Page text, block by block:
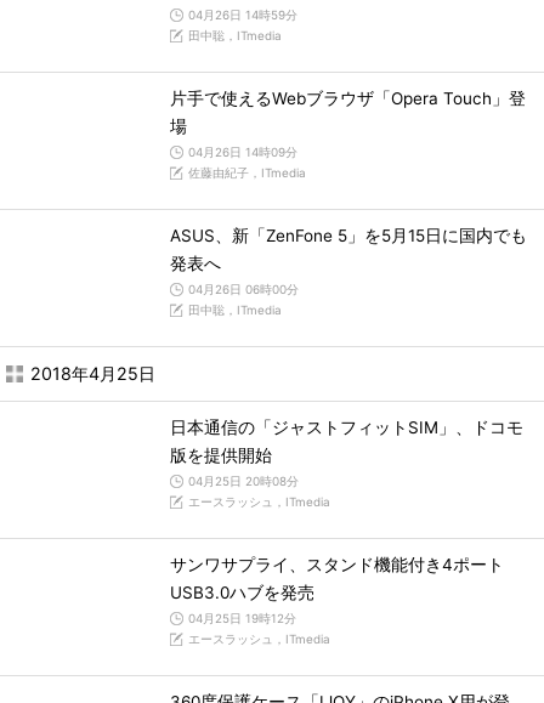
04月26日 14時59分
田中聡，ITmedia
片手で使えるWebブラウザ「Opera Touch」登
場
04月26日 14時09分
佐藤由紀子，ITmedia
ASUS、新「ZenFone 5」を5月15日に国内でも
発表へ
04月26日 06時00分
田中聡，ITmedia
2018年4月25日
日本通信の「ジャストフィットSIM」、ドコモ
版を提供開始
04月25日 20時08分
エースラッシュ，ITmedia
サンワサプライ、スタンド機能付き4ポート
USB3.0ハブを発売
04月25日 19時12分
エースラッシュ，ITmedia